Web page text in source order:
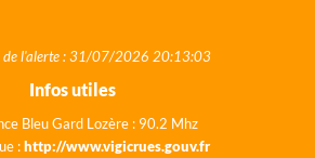
de l'alerte : 31/07/2026 20:13:03
Infos utiles
Bleu Gard Lozère : 90.2 Mhz
:http://www.vigicrues.gouv.fr